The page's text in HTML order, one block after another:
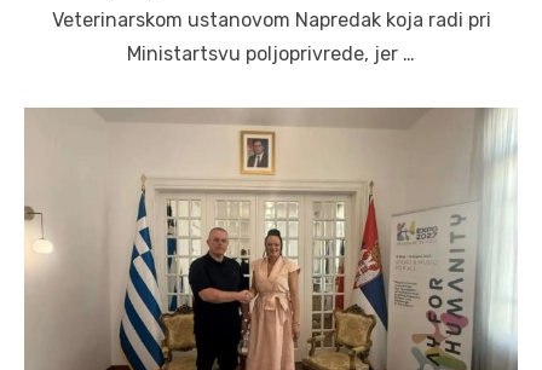
Veterinarskom ustanovom Napredak koja radi pri
Ministartsvu poljoprivrede, jer …